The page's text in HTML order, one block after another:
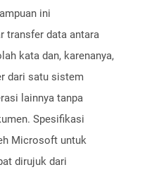
ini
transfer data antara
kata dan, karenanya,
dari satu sistem
lainnya tanpa
Spesifikasi
Microsoft untuk
dirujuk dari